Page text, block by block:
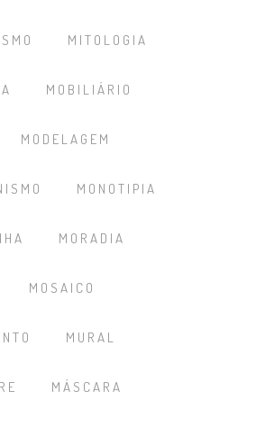
MITOLOGIA
MOBILIÁRIO
MODELAGEM
MONOTIPIA
MORADIA
MOSAICO
MURAL
MÁSCARA